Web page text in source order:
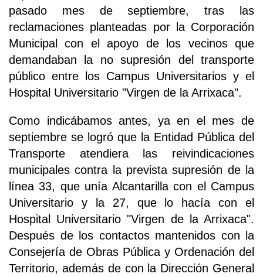
pasado mes de septiembre, tras las
reclamaciones planteadas por la Corporación
Municipal con el apoyo de los vecinos que
demandaban la no supresión del transporte
público entre los Campus Universitarios y el
Hospital Universitario "Virgen de la Arrixaca".
Como indicábamos antes, ya en el mes de
septiembre se logró que la Entidad Pública del
Transporte atendiera las reivindicaciones
municipales contra la prevista supresión de la
línea 33, que unía Alcantarilla con el Campus
Universitario y la 27, que lo hacía con el
Hospital Universitario "Virgen de la Arrixaca".
Después de los contactos mantenidos con la
Consejería de Obras Pública y Ordenación del
Territorio, además de con la Dirección General